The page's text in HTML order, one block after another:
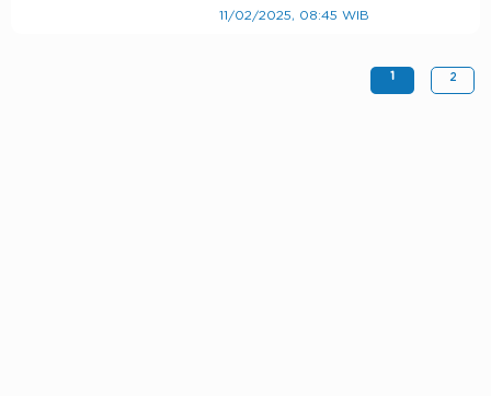
11/02/2025, 08:45 WIB
1 2